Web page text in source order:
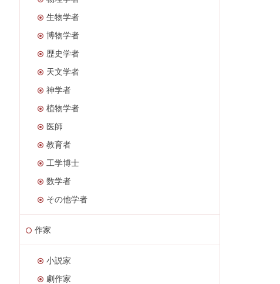
生物学者
博物学者
歴史学者
天文学者
神学者
植物学者
医師
教育者
工学博士
数学者
その他学者
作家
小説家
劇作家